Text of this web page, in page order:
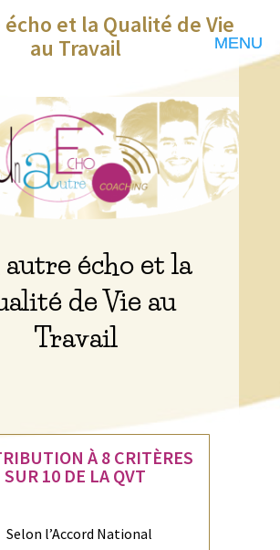
et la Qualité de Vie
au Travail
écho et la
de Vie au
Travail
À 8 CRITÈRES
SUR 10 DE LA QVT
Selon l’Accord National